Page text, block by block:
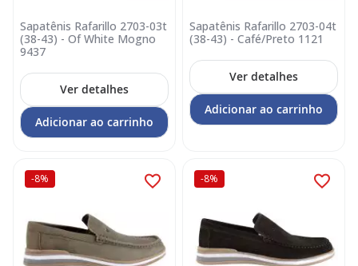
Sapatênis Rafarillo 2703-03t
(38-43) - Of White Mogno
9437
Ver detalhes
Adicionar ao carrinho
Sapatênis Rafarillo 2703-04t
(38-43) - Café/Preto 1121
Ver detalhes
Adicionar ao carrinho
-8% -8%